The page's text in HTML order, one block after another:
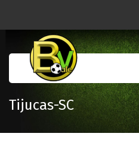
Tijucas-SC